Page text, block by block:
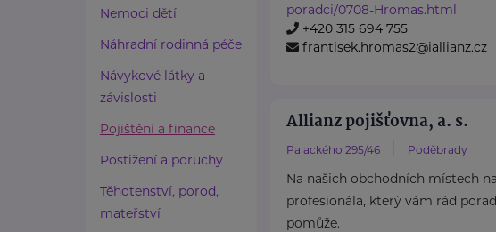
Nemoci dětí
Náhradní rodinná péče
Návykové látky a
závislosti
Pojištění a finance
Postižení a poruchy
Těhotenství, porod,
mateřství
poradci/0708-Hromas.html
+420 315 694 755
frantisek.hromas2@iallianz.cz
Allianz pojišťovna, a. s.
Palackého 295/46 Poděbrady
Na našich obchodních místech
profesionála, který vám rád
pomůže.